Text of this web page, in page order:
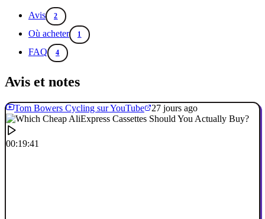
Avis 2
Où acheter 1
FAQ 4
Avis et notes
Tom Bowers Cycling sur YouTube 27 jours ago
00:19:41